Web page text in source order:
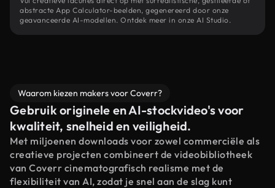
abstracte App Calculator-beelden, gegenereerd door onze
geavanceerde AI-modellen. Ontdek meer in onze AI Studio.
Waarom kiezen makers voor Coverr?
Gebruik originele en AI-stockvideo's voor
kwaliteit, snelheid en veiligheid.
Met miljoenen downloads voor zowel commerciële als
creatieve projecten combineert de videobibliotheek
van Coverr cinematografisch realisme met de
flexibiliteit van AI, zodat je snel aan de slag kunt